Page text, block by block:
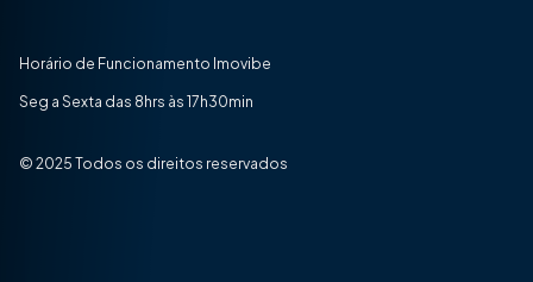
Horário de Funcionamento Imovibe
Seg a Sexta das 8hrs às 17h30min
© 2025 Todos os direitos reservados